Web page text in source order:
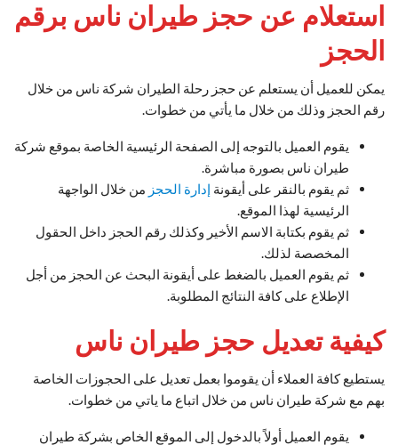
استعلام عن حجز طيران ناس برقم
الحجز
يمكن للعميل أن يستعلم عن حجز رحلة الطيران شركة ناس من خلال
رقم الحجز وذلك من خلال ما يأتي من خطوات.
يقوم العميل بالتوجه إلى الصفحة الرئيسية الخاصة بموقع شركة
طيران ناس بصورة مباشرة.
ثم يقوم بالنقر على أيقونة إدارة الحجز من خلال الواجهة
الرئيسية لهذا الموقع.
ثم يقوم بكتابة الاسم الأخير وكذلك رقم الحجز داخل الحقول
المخصصة لذلك.
ثم يقوم العميل بالضغط على أيقونة البحث عن الحجز من أجل
الإطلاع على كافة النتائج المطلوبة.
كيفية تعديل حجز طيران ناس
يستطيع كافة العملاء أن يقوموا بعمل تعديل على الحجوزات الخاصة
بهم مع شركة طيران ناس من خلال اتباع ما ياتي من خطوات.
يقوم العميل أولاً بالدخول إلى الموقع الخاص بشركة طيران